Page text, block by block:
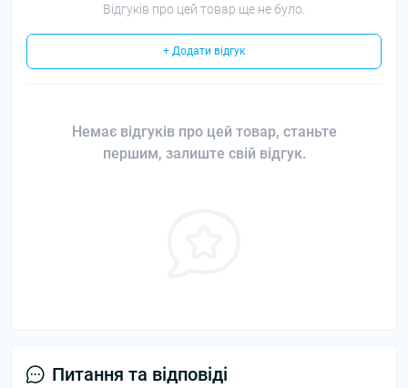
Відгуків про цей товар ще не було.
+ Додати відгук
Немає відгуків про цей товар, станьте
першим, залиште свій відгук.
Питання та відповіді